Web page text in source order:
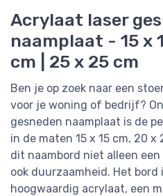
Acrylaat laser
naamplaat - 15 x
cm | 25 x 25 cm
Ben je op zoek naar een
voor je woning of bedrijf?
gesneden naamplaat is de
in de maten 15 x 15 cm, 20
dit naambord niet alleen
ook duurzaamheid. Het bord
hoogwaardig acrylaat, een